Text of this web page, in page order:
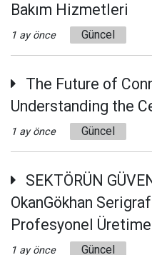
Bakım Hizmetleri
1 ay önce Güncel
The Future of
Understanding the
1 ay önce Güncel
SEKTÖRÜN
OkanGökhan
Profesyonel Üretime
1 ay önce Güncel